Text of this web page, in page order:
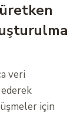
veri
için